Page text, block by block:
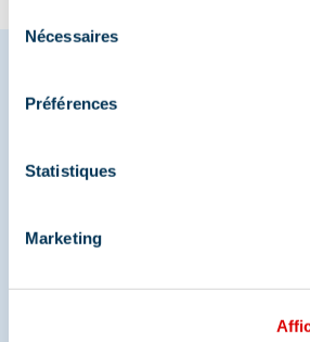
Nécessaires
Préférences
Statistiques
Marketing
Méribel